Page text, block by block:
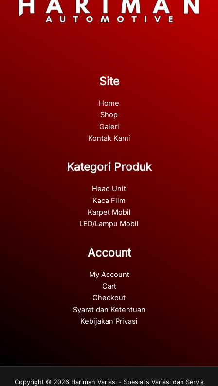
Site
Home
Shop
Galeri
Kontak Kami
Kategori Produk
Head Unit
Kaca Film
Karpet Mobil
LED/Lampu Mobil
Account
My Account
Cart
Checkout
Syarat dan Ketentuan
Kebijakan Privasi
Copyright © 2026 Hariman Variasi - Spesialis Variasi dan Servis